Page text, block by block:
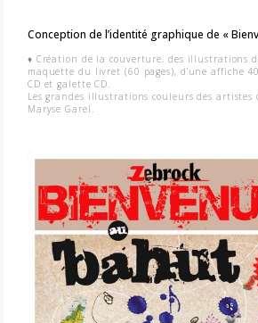
Conception de l’identité graphique de «
♦ Création de la couverture, des illustrations
maquette du livret (60 pages), d’une affiche
CD et galette CD.
Les grandes illustrations couleurs des artistes
Maryse Garel.